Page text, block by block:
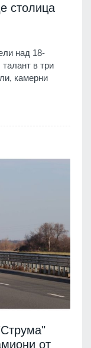
столица
над 18-
в три
камерни
от